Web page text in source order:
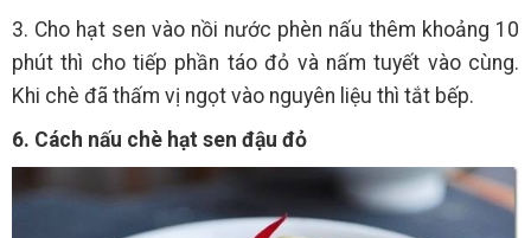
3. Cho hạt sen vào nồi nước phèn nấu thêm khoảng 10
phút thì cho tiếp phần táo đỏ và nấm tuyết vào cùng.
Khi chè đã thấm vị ngọt vào nguyên liệu thì tắt bếp.
6. Cách nấu chè hạt sen đậu đỏ